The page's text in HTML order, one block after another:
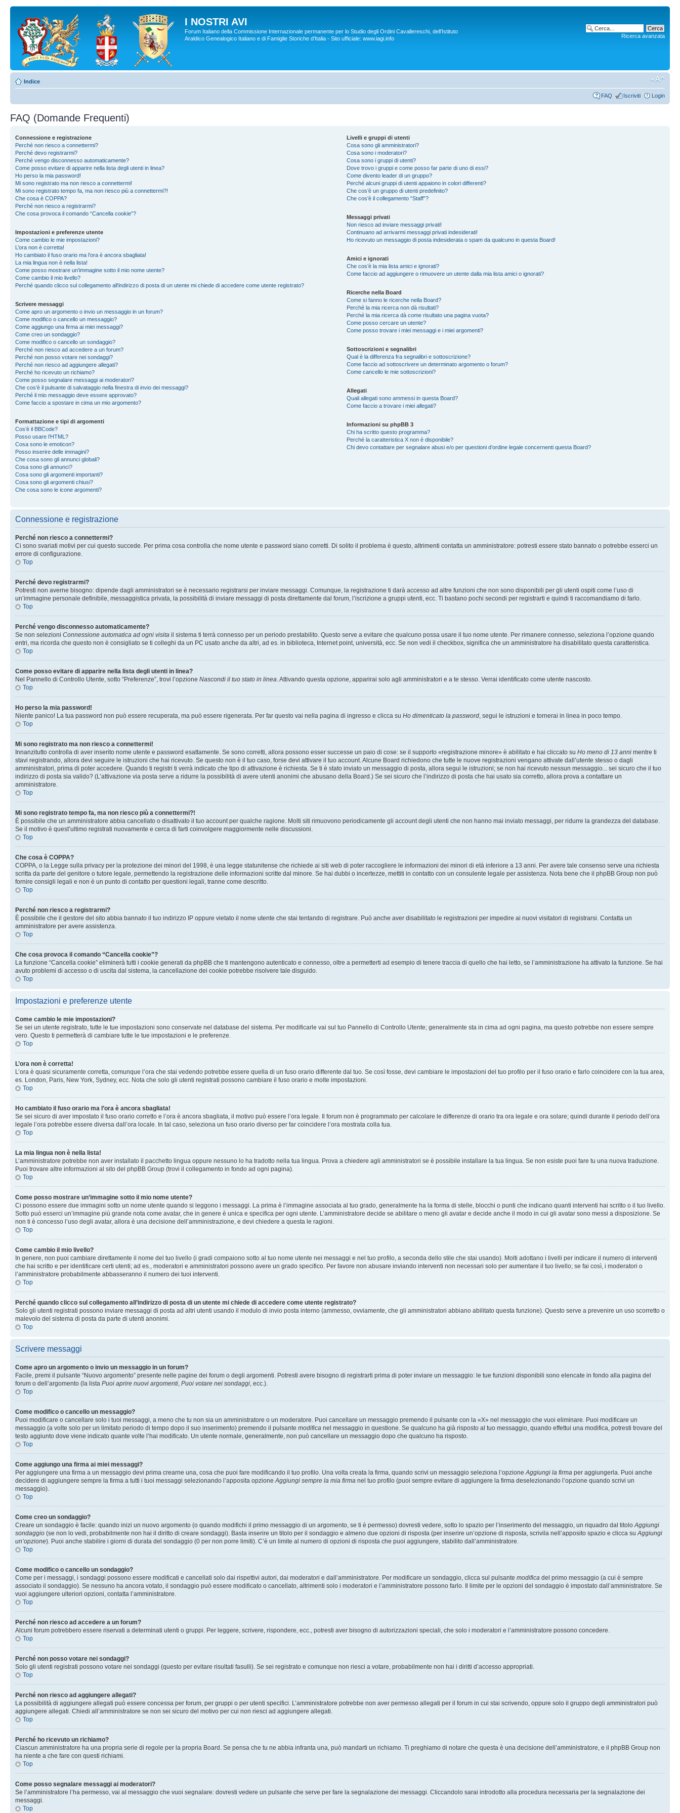
I NOSTRI AVI
Forum Italiano della Commissione Internazionale permanente per lo Studio degli Ordini Cavallereschi, dell’Istituto
Araldico Genealogico Italiano e di Famiglie Storiche d'Italia - Sito ufficiale: www.iagi.info
Ricerca avanzata
Indice
FAQ Iscriviti Login
FAQ (Domande Frequenti)
Connessione e registrazione
Perché non riesco a connettermi?
Perché devo registrarmi?
Perché vengo disconnesso automaticamente?
Come posso evitare di apparire nella lista degli utenti in linea?
Ho perso la mia password!
Mi sono registrato ma non riesco a connettermi!
Mi sono registrato tempo fa, ma non riesco più a connettermi?!
Che cosa è COPPA?
Perché non riesco a registrarmi?
Che cosa provoca il comando “Cancella cookie”?
Impostazioni e preferenze utente
Come cambio le mie impostazioni?
L’ora non è corretta!
Ho cambiato il fuso orario ma l’ora è ancora sbagliata!
La mia lingua non è nella lista!
Come posso mostrare un’immagine sotto il mio nome utente?
Come cambio il mio livello?
Perché quando clicco sul collegamento all’indirizzo di posta di un utente mi chiede di accedere come utente registrato?
Scrivere messaggi
Come apro un argomento o invio un messaggio in un forum?
Come modifico o cancello un messaggio?
Come aggiungo una firma ai miei messaggi?
Come creo un sondaggio?
Come modifico o cancello un sondaggio?
Perché non riesco ad accedere a un forum?
Perché non posso votare nei sondaggi?
Perché non riesco ad aggiungere allegati?
Perché ho ricevuto un richiamo?
Come posso segnalare messaggi ai moderatori?
Che cos’è il pulsante di salvataggio nella finestra di invio dei messaggi?
Perché il mio messaggio deve essere approvato?
Come faccio a spostare in cima un mio argomento?
Formattazione e tipi di argomenti
Cos’è il BBCode?
Posso usare l’HTML?
Cosa sono le emoticon?
Posso inserire delle immagini?
Che cosa sono gli annunci globali?
Cosa sono gli annunci?
Cosa sono gli argomenti importanti?
Cosa sono gli argomenti chiusi?
Che cosa sono le icone argomenti?
Livelli e gruppi di utenti
Cosa sono gli amministratori?
Cosa sono i moderatori?
Cosa sono i gruppi di utenti?
Dove trovo i gruppi e come posso far parte di uno di essi?
Come divento leader di un gruppo?
Perché alcuni gruppi di utenti appaiono in colori differenti?
Che cos’è un gruppo di utenti predefinito?
Che cos’è il collegamento “Staff”?
Messaggi privati
Non riesco ad inviare messaggi privati!
Continuano ad arrivarmi messaggi privati indesiderati!
Ho ricevuto un messaggio di posta indesiderata o spam da qualcuno in questa Board!
Amici e ignorati
Che cos’è la mia lista amici e ignorati?
Come faccio ad aggiungere o rimuovere un utente dalla mia lista amici o ignorati?
Ricerche nella Board
Come si fanno le ricerche nella Board?
Perché la mia ricerca non dà risultati?
Perché la mia ricerca dà come risultato una pagina vuota?
Come posso cercare un utente?
Come posso trovare i miei messaggi e i miei argomenti?
Sottoscrizioni e segnalibri
Qual è la differenza fra segnalibri e sottoscrizione?
Come faccio ad sottoscrivere un determinato argomento o forum?
Come cancello le mie sottoscrizioni?
Allegati
Quali allegati sono ammessi in questa Board?
Come faccio a trovare i miei allegati?
Informazioni su phpBB 3
Chi ha scritto questo programma?
Perché la caratteristica X non è disponibile?
Chi devo contattare per segnalare abusi e/o per questioni d’ordine legale concernenti questa Board?
Connessione e registrazione
Perché non riesco a connettermi?
Ci sono svariati motivi per cui questo succede. Per prima cosa controlla che nome utente e password siano corretti. Di solito il problema è questo, altrimenti contatta un amministratore: potresti essere stato bannato o potrebbe esserci un
errore di configurazione.
Top
Perché devo registrarmi?
Potresti non averne bisogno: dipende dagli amministratori se è necessario registrarsi per inviare messaggi. Comunque, la registrazione ti darà accesso ad altre funzioni che non sono disponibili per gli utenti ospiti come l’uso di
un’immagine personale definibile, messaggistica privata, la possibilità di inviare messaggi di posta direttamente dal forum, l’iscrizione a gruppi utenti, ecc. Ti bastano pochi secondi per registrarti e quindi ti raccomandiamo di farlo.
Top
Perché vengo disconnesso automaticamente?
Se non selezioni Connessione automatica ad ogni visita il sistema ti terrà connesso per un periodo prestabilito. Questo serve a evitare che qualcuno possa usare il tuo nome utente. Per rimanere connesso, seleziona l’opzione quando
entri, ma ricorda che questo non è consigliato se ti colleghi da un PC usato anche da altri, ad es. in biblioteca, Internet point, università, ecc. Se non vedi il checkbox, significa che un amministratore ha disabilitato questa caratteristica.
Top
Come posso evitare di apparire nella lista degli utenti in linea?
Nel Pannello di Controllo Utente, sotto “Preferenze”, trovi l’opzione Nascondi il tuo stato in linea. Attivando questa opzione, apparirai solo agli amministratori e a te stesso. Verrai identificato come utente nascosto.
Top
Ho perso la mia password!
Niente panico! La tua password non può essere recuperata, ma può essere rigenerata. Per far questo vai nella pagina di ingresso e clicca su Ho dimenticato la password, segui le istruzioni e tornerai in linea in poco tempo.
Top
Mi sono registrato ma non riesco a connettermi!
Innanzitutto controlla di aver inserito nome utente e password esattamente. Se sono corretti, allora possono esser successe un paio di cose: se il supporto «registrazione minore» è abilitato e hai cliccato su Ho meno di 13 anni mentre ti
stavi registrando, allora devi seguire le istruzioni che hai ricevuto. Se questo non è il tuo caso, forse devi attivare il tuo account. Alcune Board richiedono che tutte le nuove registrazioni vengano attivate dall’utente stesso o dagli
amministratori, prima di poter accedere. Quando ti registri ti verrà indicato che tipo di attivazione è richiesta. Se ti è stato inviato un messaggio di posta, allora segui le istruzioni; se non hai ricevuto nessun messaggio... sei sicuro che il tuo
indirizzo di posta sia valido? (L’attivazione via posta serve a ridurre la possibilità di avere utenti anonimi che abusano della Board.) Se sei sicuro che l’indirizzo di posta che hai usato sia corretto, allora prova a contattare un
amministratore.
Top
Mi sono registrato tempo fa, ma non riesco più a connettermi?!
È possibile che un amministratore abbia cancellato o disattivato il tuo account per qualche ragione. Molti siti rimuovono periodicamente gli account degli utenti che non hanno mai inviato messaggi, per ridurre la grandezza del database.
Se il motivo è quest’ultimo registrati nuovamente e cerca di farti coinvolgere maggiormente nelle discussioni.
Top
Che cosa è COPPA?
COPPA, o la Legge sulla privacy per la protezione dei minori del 1998, è una legge statunitense che richiede ai siti web di poter raccogliere le informazioni dei minori di età inferiore a 13 anni. Per avere tale consenso serve una richiesta
scritta da parte del genitore o tutore legale, permettendo la registrazione delle informazioni scritte dal minore. Se hai dubbi o incertezze, mettiti in contatto con un consulente legale per assistenza. Nota bene che il phpBB Group non può
fornire consigli legali e non è un punto di contatto per questioni legali, tranne come descritto.
Top
Perché non riesco a registrarmi?
È possibile che il gestore del sito abbia bannato il tuo indirizzo IP oppure vietato il nome utente che stai tentando di registrare. Può anche aver disabilitato le registrazioni per impedire ai nuovi visitatori di registrarsi. Contatta un
amministratore per avere assistenza.
Top
Che cosa provoca il comando “Cancella cookie”?
La funzione “Cancella cookie” eliminerà tutti i cookie generati da phpBB che ti mantengono autenticato e connesso, oltre a permetterti ad esempio di tenere traccia di quello che hai letto, se l’amministrazione ha attivato la funzione. Se hai
avuto problemi di accesso o di uscita dal sistema, la cancellazione dei cookie potrebbe risolvere tale disguido.
Top
Impostazioni e preferenze utente
Come cambio le mie impostazioni?
Se sei un utente registrato, tutte le tue impostazioni sono conservate nel database del sistema. Per modificarle vai sul tuo Pannello di Controllo Utente; generalmente sta in cima ad ogni pagina, ma questo potrebbe non essere sempre
vero. Questo ti permetterà di cambiare tutte le tue impostazioni e le preferenze.
Top
L’ora non è corretta!
L’ora è quasi sicuramente corretta, comunque l’ora che stai vedendo potrebbe essere quella di un fuso orario differente dal tuo. Se così fosse, devi cambiare le impostazioni del tuo profilo per il fuso orario e farlo coincidere con la tua area,
es. London, Paris, New York, Sydney, ecc. Nota che solo gli utenti registrati possono cambiare il fuso orario e molte impostazioni.
Top
Ho cambiato il fuso orario ma l’ora è ancora sbagliata!
Se sei sicuro di aver impostato il fuso orario corretto e l’ora è ancora sbagliata, il motivo può essere l’ora legale. Il forum non è programmato per calcolare le differenze di orario tra ora legale e ora solare; quindi durante il periodo dell’ora
legale l’ora potrebbe essere diversa dall’ora locale. In tal caso, seleziona un fuso orario diverso per far coincidere l’ora mostrata colla tua.
Top
La mia lingua non è nella lista!
L’amministratore potrebbe non aver installato il pacchetto lingua oppure nessuno lo ha tradotto nella tua lingua. Prova a chiedere agli amministratori se è possibile installare la tua lingua. Se non esiste puoi fare tu una nuova traduzione.
Puoi trovare altre informazioni al sito del phpBB Group (trovi il collegamento in fondo ad ogni pagina).
Top
Come posso mostrare un’immagine sotto il mio nome utente?
Ci possono essere due immagini sotto un nome utente quando si leggono i messaggi. La prima è l’immagine associata al tuo grado, generalmente ha la forma di stelle, blocchi o punti che indicano quanti interventi hai scritto o il tuo livello.
Sotto può esserci un’immagine più grande nota come avatar, che in genere è unica e specifica per ogni utente. L’amministratore decide se abilitare o meno gli avatar e decide anche il modo in cui gli avatar sono messi a disposizione. Se
non ti è concesso l’uso degli avatar, allora è una decisione dell’amministrazione, e devi chiedere a questa le ragioni.
Top
Come cambio il mio livello?
In genere, non puoi cambiare direttamente il nome del tuo livello (i gradi compaiono sotto al tuo nome utente nei messaggi e nel tuo profilo, a seconda dello stile che stai usando). Molti adottano i livelli per indicare il numero di interventi
che hai scritto e per identificare certi utenti; ad es., moderatori e amministratori possono avere un grado specifico. Per favore non abusare inviando interventi non necessari solo per aumentare il tuo livello; se fai così, i moderatori o
l’amministratore probabilmente abbasseranno il numero dei tuoi interventi.
Top
Perché quando clicco sul collegamento all’indirizzo di posta di un utente mi chiede di accedere come utente registrato?
Solo gli utenti registrati possono inviare messaggi di posta ad altri utenti usando il modulo di invio posta interno (ammesso, ovviamente, che gli amministratori abbiano abilitato questa funzione). Questo serve a prevenire un uso scorretto o
malevolo del sistema di posta da parte di utenti anonimi.
Top
Scrivere messaggi
Come apro un argomento o invio un messaggio in un forum?
Facile, premi il pulsante “Nuovo argomento” presente nelle pagine dei forum o degli argomenti. Potresti avere bisogno di registrarti prima di poter inviare un messaggio: le tue funzioni disponibili sono elencate in fondo alla pagina del
forum o dell’argomento (la lista Puoi aprire nuovi argomenti, Puoi votare nei sondaggi, ecc.).
Top
Come modifico o cancello un messaggio?
Puoi modificare o cancellare solo i tuoi messaggi, a meno che tu non sia un amministratore o un moderatore. Puoi cancellare un messaggio premendo il pulsante con la «X» nel messaggio che vuoi eliminare. Puoi modificare un
messaggio (a volte solo per un limitato periodo di tempo dopo il suo inserimento) premendo il pulsante modifica nel messaggio in questione. Se qualcuno ha già risposto al tuo messaggio, quando effettui una modifica, potresti trovare del
testo aggiunto dove viene indicato quante volte l’hai modificato. Un utente normale, generalmente, non può cancellare un messaggio dopo che qualcuno ha risposto.
Top
Come aggiungo una firma ai miei messaggi?
Per aggiungere una firma a un messaggio devi prima crearne una, cosa che puoi fare modificando il tuo profilo. Una volta creata la firma, quando scrivi un messaggio seleziona l’opzioneAggiungi la firma per aggiungerla. Puoi anche
decidere di aggiungere sempre la firma a tutti i tuoi messaggi selezionando l’apposita opzioneAggiungi sempre la mia firma nel tuo profilo (puoi sempre evitare di aggiungere la firma deselezionando l’opzione quando scrivi un
messaggio).
Top
Come creo un sondaggio?
Creare un sondaggio è facile: quando inizi un nuovo argomento (o quando modifichi il primo messaggio di un argomento, se ti è permesso) dovresti vedere, sotto lo spazio per l’inserimento del messaggio, un riquadro dal titoloAggiungi
sondaggio (se non lo vedi, probabilmente non hai il diritto di creare sondaggi). Basta inserire un titolo per il sondaggio e almeno due opzioni di risposta (per inserire un’opzione di risposta, scrivila nell’apposito spazio e clicca suAggiungi
un’opzione). Puoi anche stabilire i giorni di durata del sondaggio (0 per non porre limiti). C’è un limite al numero di opzioni di risposta che puoi aggiungere, stabilito dall’amministratore.
Top
Come modifico o cancello un sondaggio?
Come per i messaggi, i sondaggi possono essere modificati e cancellati solo dai rispettivi autori, dai moderatori e dall’amministratore. Per modificare un sondaggio, clicca sul pulsante modifica del primo messaggio (a cui è sempre
associato il sondaggio). Se nessuno ha ancora votato, il sondaggio può essere modificato o cancellato, altrimenti solo i moderatori e l’amministratore possono farlo. Il limite per le opzioni del sondaggio è impostato dall’amministratore. Se
vuoi aggiungere ulteriori opzioni, contatta l’amministratore.
Top
Perché non riesco ad accedere a un forum?
Alcuni forum potrebbero essere riservati a determinati utenti o gruppi. Per leggere, scrivere, rispondere, ecc., potresti aver bisogno di autorizzazioni speciali, che solo i moderatori e l’amministratore possono concedere.
Top
Perché non posso votare nei sondaggi?
Solo gli utenti registrati possono votare nei sondaggi (questo per evitare risultati fasulli). Se sei registrato e comunque non riesci a votare, probabilmente non hai i diritti d’accesso appropriati.
Top
Perché non riesco ad aggiungere allegati?
La possibilità di aggiungere allegati può essere concessa per forum, per gruppi o per utenti specifici. L’amministratore potrebbe non aver permesso allegati per il forum in cui stai scrivendo, oppure solo il gruppo degli amministratori può
aggiungere allegati. Chiedi all’amministratore se non sei sicuro del motivo per cui non riesci ad aggiungere allegati.
Top
Perché ho ricevuto un richiamo?
Ciascun amministratore ha una propria serie di regole per la propria Board. Se pensa che tu ne abbia infranta una, può mandarti un richiamo. Ti preghiamo di notare che questa è una decisione dell’amministratore, e il phpBB Group non
ha niente a che fare con questi richiami.
Top
Come posso segnalare messaggi ai moderatori?
Se l’amministratore l’ha permesso, vai al messaggio che vuoi segnalare: dovresti vedere un pulsante che serve per fare la segnalazione dei messaggi. Cliccandolo sarai introdotto alla procedura necessaria per la segnalazione dei
messaggi.
Top